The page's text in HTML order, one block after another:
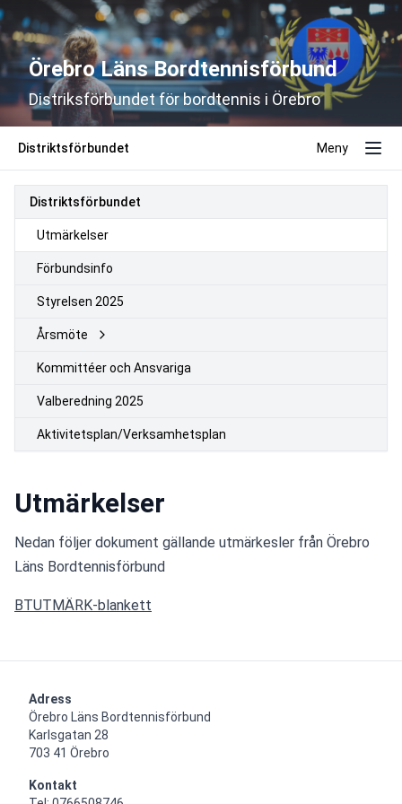
Örebro Läns Bordtennisförbund
Distriksförbundet för bordtennis i Örebro
Distriktsförbundet Meny
Distriktsförbundet
Utmärkelser
Förbundsinfo
Styrelsen 2025
Årsmöte
Kommittéer och Ansvariga
Valberedning 2025
Aktivitetsplan/Verksamhetsplan
Utmärkelser
Nedan följer dokument gällande utmärkesler från Örebro
Läns Bordtennisförbund
BTUTMÄRK-blankett
Adress
Örebro Läns Bordtennisförbund
Karlsgatan 28
703 41 Örebro
Kontakt